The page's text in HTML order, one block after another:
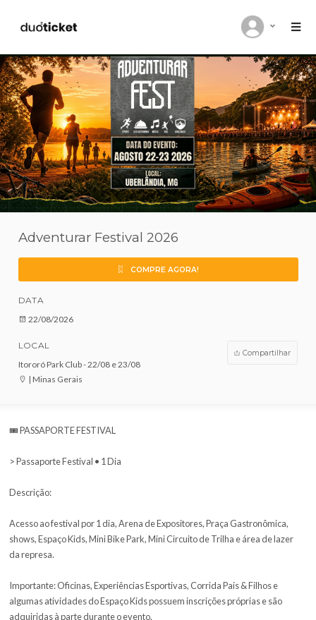
Adventurar Festival 2026
22/08/2026
Itororó Park Club - 22/08 e 23/08
> Passaporte Festival • 1 Dia
Descrição:
Acesso ao festival por 1 dia, Arena de Expositores, Praça